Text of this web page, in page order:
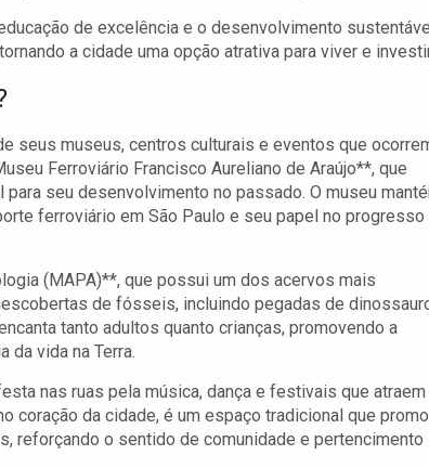
de excelência e o desenvolvimento sustentável
a cidade uma opção atrativa para viver e
seus museus, centros culturais e eventos que
Ferroviário Francisco Aureliano de Araújo**, que
seu desenvolvimento no passado. O museu
ferroviário em São Paulo e seu papel no progresso
(MAPA)**, que possui um dos acervos mais
de fósseis, incluindo pegadas de
tanto adultos quanto crianças, promovendo a
da vida na Terra.
nas ruas pela música, dança e festivais que atraem
coração da cidade, é um espaço tradicional que
reforçando o sentido de comunidade e pertencimento